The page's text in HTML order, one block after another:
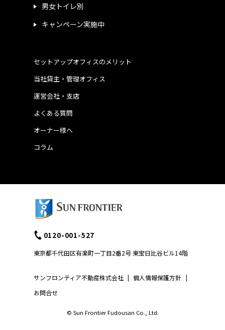
男女トイレ別
キャンペーン実施中
運営会社・支店
よくある質問
当社貸主・管理オフィス
オーナー様へ
コラム
セットアップオフィスのメリット
サンフロンティア不動産株式会社 | 個人情報保護方針 |
お問合せ
0120-001-527
東京都千代田区有楽町一丁目2番2号 東宝日比谷ビル14階
© Sun Frontier Fudousan Co., Ltd.